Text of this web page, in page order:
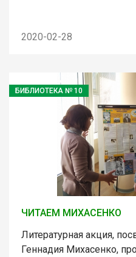
2020-02-28
БИБЛИОТЕКА № 10
ЧИТАЕМ МИХАСЕНКО
Литературная акция,
Геннадия Михасенко,